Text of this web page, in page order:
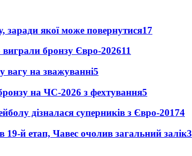
заради якої може повернутися17
виграли бронзу Євро-202611
вагу на зважуванні5
на ЧС-2026 з фехтування5
дізналася суперників з Євро-20174
19-й етап, Чавес очолив загальний залік3